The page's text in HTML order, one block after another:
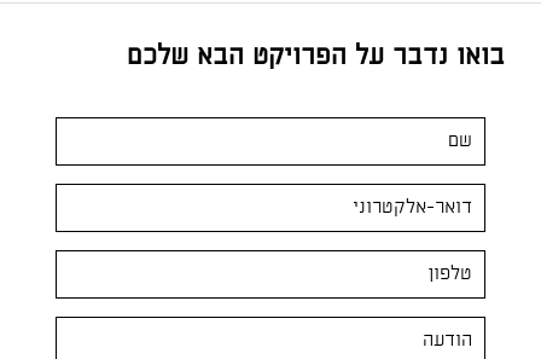
בואו נדבר על הפרויקט הבא שלכם